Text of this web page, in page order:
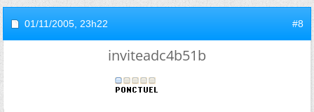
01/11/2005, 23h22 #8
inviteadc4b51b